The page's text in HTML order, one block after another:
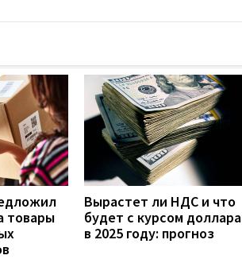
товары
Вырастет ли НДС и что
будет с курсом доллара
в 2025 году: прогноз